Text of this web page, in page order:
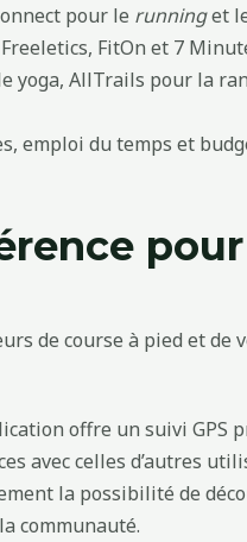
pour le runninget
FitOn et 7
yoga, AllTrails pour la
emploi du temps et
de course à pied et de
offre un suivi GPS
avec celles d’autres
la possibilité de
communauté.